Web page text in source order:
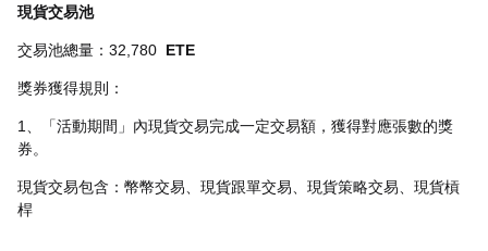
現貨交易池
交易池總量：32,780 ETE
獎券獲得規則：
1、「活動期間」內現貨交易完成一定交易額，獲得對應張數的獎
券。
現貨交易包含：幣幣交易、現貨跟單交易、現貨策略交易、現貨槓
桿